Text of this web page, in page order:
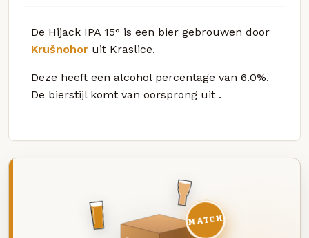
De Hijack IPA 15° is een bier gebrouwen door
Krušnohor uit Kraslice.
Deze heeft een alcohol percentage van 6.0%.
De bierstijl komt van oorsprong uit .
MATCH